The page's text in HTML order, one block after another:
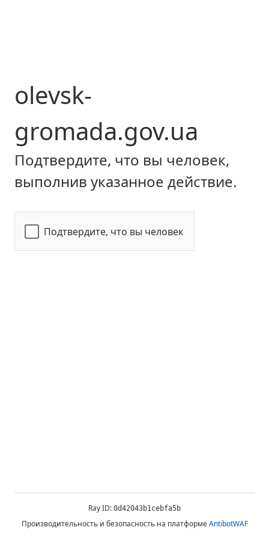
olevsk-
gromada.gov.ua
Подтвердите, что вы человек,
выполнив указанное действие.
Подтвердите, что вы человек
Ray ID: 0d42043b1cebfa5b
Производительность и безопасность на платформеAntibotWAF